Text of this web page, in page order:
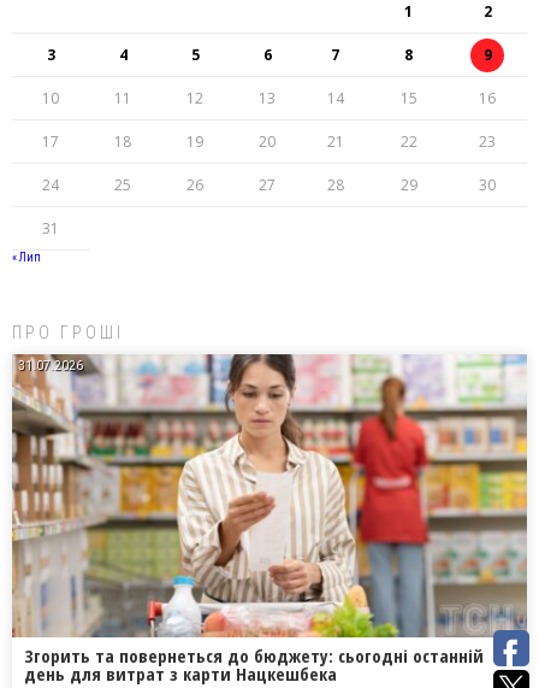
1 2
3 4 5 6 7 8 9
10 11 12 13 14 15 16
17 18 19 20 21 22 23
24 25 26 27 28 29 30
31
« Лип
ПРО ГРОШІ
31.07.2026
Згорить та повернеться до бюджету: сьогодні останній
день для витрат з карти Нацкешбека